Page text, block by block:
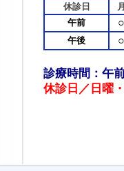
休診日
午前
○
午後 ○
診療時間：午
休診日／日曜